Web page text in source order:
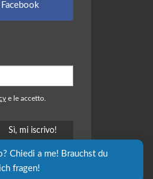
e le accetto.
Chiedi a me! Brauchst du
fragen!